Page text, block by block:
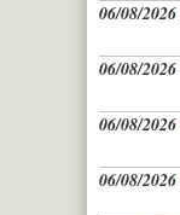
06/08/2026
06/08/2026
06/08/2026
06/08/2026